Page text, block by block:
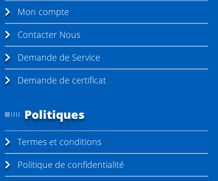
Mon compte
Contacter Nous
Demande de Service
Demande de certificat
Politiques
Termes et conditions
Politique de confidentialité